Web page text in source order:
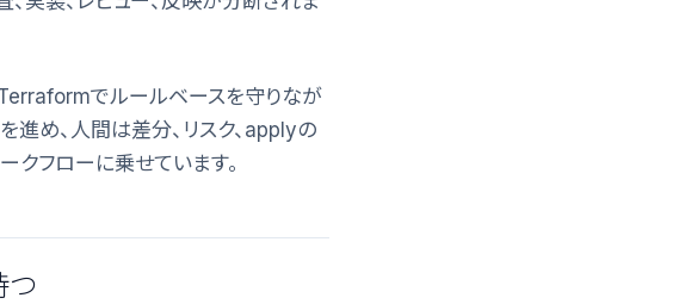
でルールベースを守りなが
め、人間は差分、リスク、applyの
クフローに乗せています。
つ